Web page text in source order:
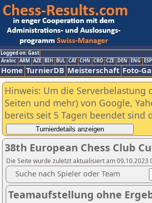
Logged on: Gast
Arabic ARM AZE BIH BUL CAT CHN CRO CZE DEN ENG ESP
Home TurnierDB Meisterschaft Foto-
Hinweis: Um die Serverbelastung
Seiten und mehr) von Google,
bereits seit 5 Tagen beendet
38th European Chess Club
Die Seite wurde zuletzt aktualisiert am
Suche nach Spieler oder Team
Teamaufstellung ohne